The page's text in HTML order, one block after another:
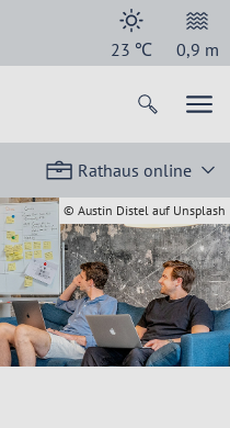
23 ℃ 0,9 m
Rathaus online
© Austin Distel auf Unsplash